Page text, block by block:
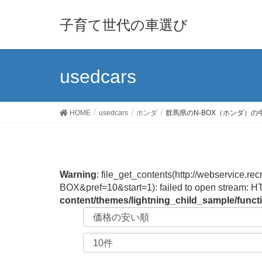
子育て世代の車選び
usedcars
HOME usedcars ホンダ 群馬県のN-BOX（ホンダ）の
Warning: file_get_contents(http://
BOX&pref=10&start=1): failed to open stream:
content/themes/lightning_child_sample/